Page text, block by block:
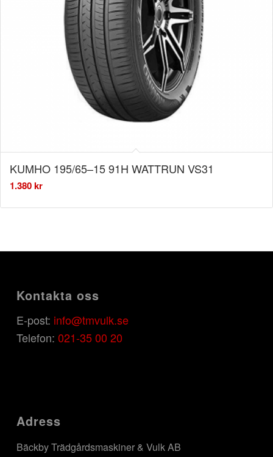
KUMHO 195/65–15 91H WATTRUN VS31
1.380kr
Kontakta oss
E-post: info@tmvulk.se
Telefon: 021-35 00 20
Adress
Bäckby Trädgårdsmaskiner & Vulk AB